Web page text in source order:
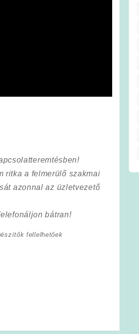
ritka a felmerülő szakmai
azonnal az üzletvezető
bátran!
fellelhetőek